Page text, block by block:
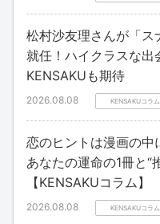
松村沙友理さんが「ス
就任！ハイクラスな出
KENSAKUも期待
2026.08.08 KENSAKUコラム
恋のヒントは漫画の中
あなたの運命の1冊と“
【KENSAKUコラム】
2026.08.08 KENSAKUコラム